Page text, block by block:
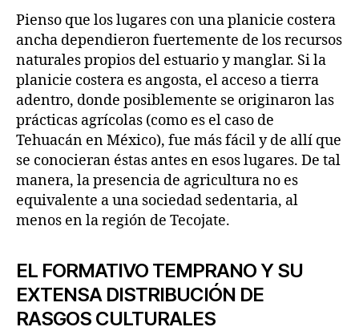
Pienso que los lugares con una planicie costera
ancha dependieron fuertemente de los recursos
naturales propios del estuario y manglar. Si la
planicie costera es angosta, el acceso a tierra
adentro, donde posiblemente se originaron las
prácticas agrícolas (como es el caso de
Tehuacán en México), fue más fácil y de allí que
se conocieran éstas antes en esos lugares. De tal
manera, la presencia de agricultura no es
equivalente a una sociedad sedentaria, al
menos en la región de Tecojate.
EL FORMATIVO TEMPRANO Y SU
EXTENSA DISTRIBUCIÓN DE
RASGOS CULTURALES